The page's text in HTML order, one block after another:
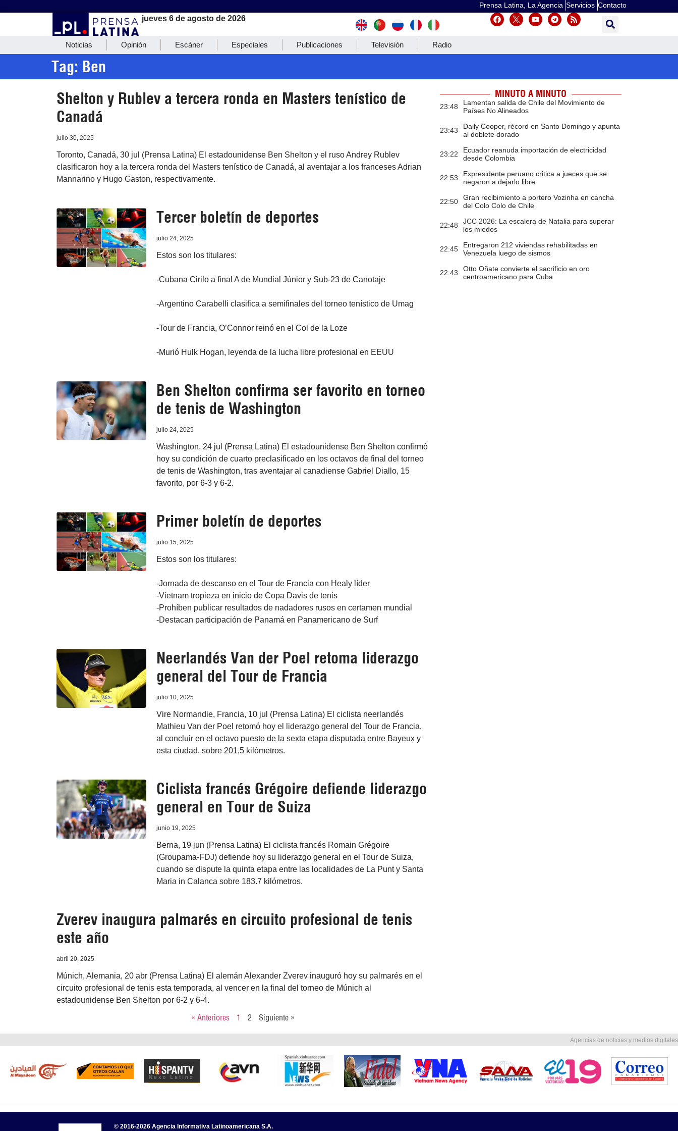
Prensa Latina, La Agencia Servicios Contacto
jueves 6 de agosto de 2026
Noticias Opinión Escáner Especiales Publicaciones Televisión Radio
Tag: Ben
Shelton y Rublev a tercera ronda en Masters tenístico de
Canadá
julio 30, 2025
Toronto, Canadá, 30 jul (Prensa Latina) El estadounidense Ben Shelton y el ruso Andrey Rublev
clasificaron hoy a la tercera ronda del Masters tenístico de Canadá, al aventajar a los franceses Adrian
Mannarino y Hugo Gaston, respectivamente.
Tercer boletín de deportes
julio 24, 2025
Estos son los titulares:
-Cubana Cirilo a final A de Mundial Júnior y Sub-23 de Canotaje
-Argentino Carabelli clasifica a semifinales del torneo tenístico de Umag
-Tour de Francia, O’Connor reinó en el Col de la Loze
-Murió Hulk Hogan, leyenda de la lucha libre profesional en EEUU
Ben Shelton confirma ser favorito en torneo
de tenis de Washington
julio 24, 2025
Washington, 24 jul (Prensa Latina) El estadounidense Ben Shelton confirmó
hoy su condición de cuarto preclasificado en los octavos de final del torneo
de tenis de Washington, tras aventajar al canadiense Gabriel Diallo, 15
favorito, por 6-3 y 6-2.
Primer boletín de deportes
julio 15, 2025
Estos son los titulares:
-Jornada de descanso en el Tour de Francia con Healy líder
-Vietnam tropieza en inicio de Copa Davis de tenis
-Prohíben publicar resultados de nadadores rusos en certamen mundial
-Destacan participación de Panamá en Panamericano de Surf
Neerlandés Van der Poel retoma liderazgo
general del Tour de Francia
julio 10, 2025
Vire Normandie, Francia, 10 jul (Prensa Latina) El ciclista neerlandés
Mathieu Van der Poel retomó hoy el liderazgo general del Tour de Francia,
al concluir en el octavo puesto de la sexta etapa disputada entre Bayeux y
esta ciudad, sobre 201,5 kilómetros.
Ciclista francés Grégoire defiende liderazgo
general en Tour de Suiza
junio 19, 2025
Berna, 19 jun (Prensa Latina) El ciclista francés Romain Grégoire
(Groupama-FDJ) defiende hoy su liderazgo general en el Tour de Suiza,
cuando se dispute la quinta etapa entre las localidades de La Punt y Santa
Maria in Calanca sobre 183.7 kilómetros.
Zverev inaugura palmarés en circuito profesional de tenis
este año
abril 20, 2025
Múnich, Alemania, 20 abr (Prensa Latina) El alemán Alexander Zverev inauguró hoy su palmarés en el
circuito profesional de tenis esta temporada, al vencer en la final del torneo de Múnich al
estadounidense Ben Shelton por 6-2 y 6-4.
« Anteriores 1 2 Siguiente »
MINUTO A MINUTO
23:48
Lamentan salida de Chile del Movimiento de
Países No Alineados
23:43
Daily Cooper, récord en Santo Domingo y apunta
al doblete dorado
23:22
Ecuador reanuda importación de electricidad
desde Colombia
22:53
Expresidente peruano critica a jueces que se
negaron a dejarlo libre
22:50
Gran recibimiento a portero Vozinha en cancha
del Colo Colo de Chile
22:48
JCC 2026: La escalera de Natalia para superar
los miedos
22:45
Entregaron 212 viviendas rehabilitadas en
Venezuela luego de sismos
22:43
Otto Oñate convierte el sacrificio en oro
centroamericano para Cuba
Agencias de noticias y medios digitales
© 2016-2026 Agencia Informativa Latinoamericana S.A.